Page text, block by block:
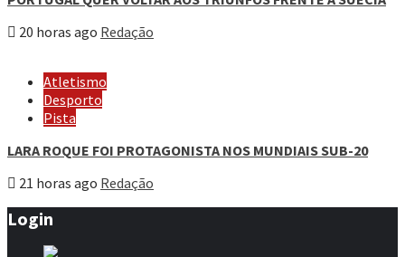
20 horas ago Redação
Atletismo
Desporto
Pista
LARA ROQUE FOI PROTAGONISTA NOS MUNDIAIS SUB-20
21 horas ago Redação
Login